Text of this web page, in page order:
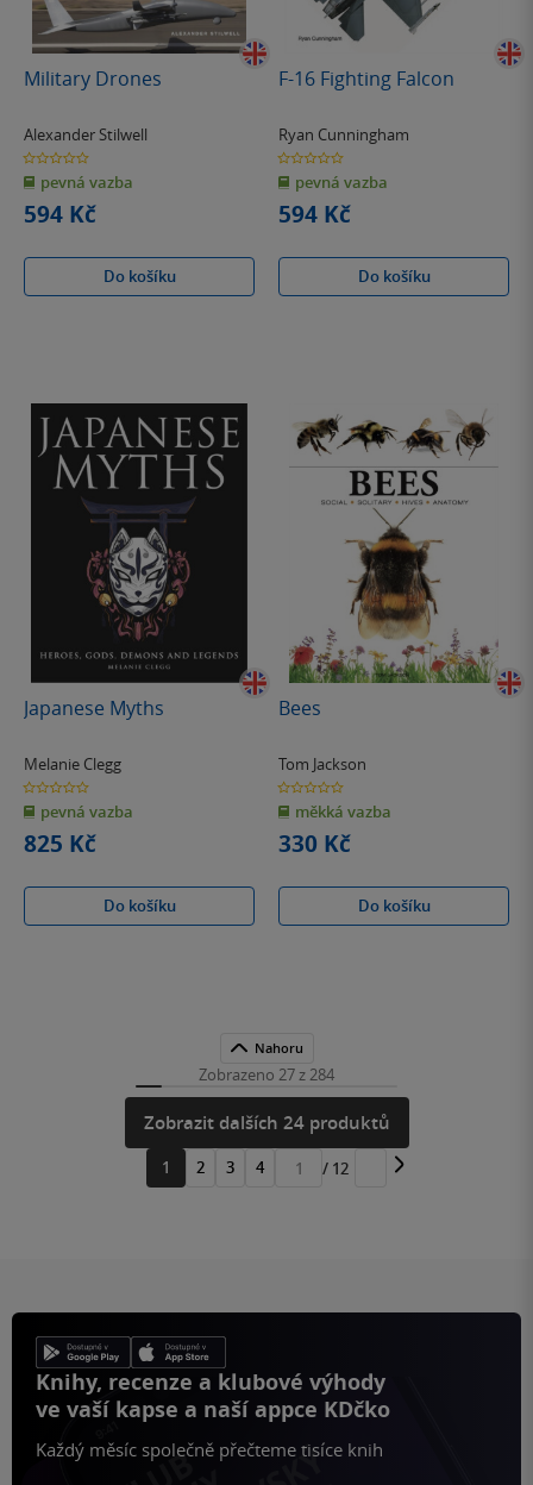
Military Drones
Alexander Stilwell
0.0
z
5
hvězdiček
pevná vazba
594 Kč
Do košíku
F-16 Fighting Falcon
Ryan Cunningham
0.0
z
5
hvězdiček
pevná vazba
594 Kč
Do košíku
Japanese Myths
Melanie Clegg
0.0
z
5
hvězdiček
pevná vazba
825 Kč
Do košíku
Bees
Tom Jackson
0.0
z
5
hvězdiček
měkká vazba
330 Kč
Do košíku
Nahoru
Zobrazeno 27 z 284
Zobrazit dalších 24 produktů
1 2 3 4
Přejít
/ 12
Knihy, recenze a klubové výhody
ve vaší kapse a naší appce KDčko
Každý měsíc společně přečteme tisíce knih